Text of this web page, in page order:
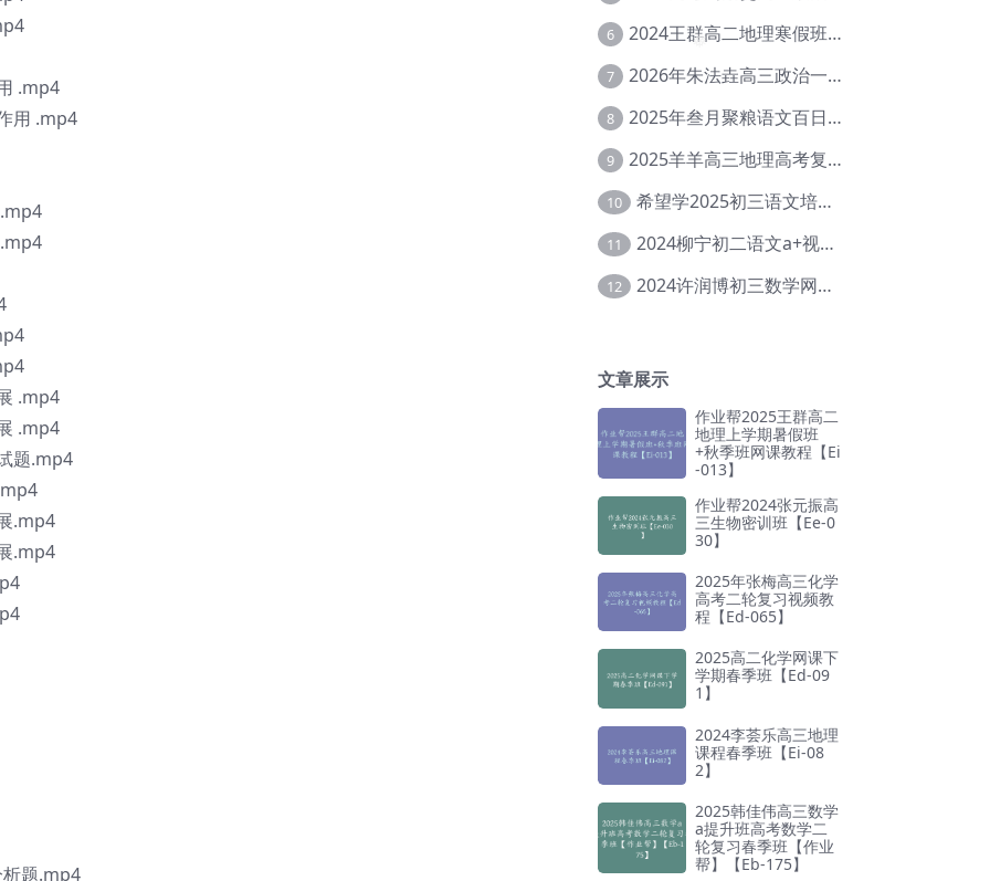
.mp4
用 .mp4
.mp4
.mp4
题.mp4
.mp4
.mp4
题.mp4
6 2024王群高二地理寒假班教程【Ei-075】
7 2026年朱法垚高三政治一轮复习暑假班【Eh-041】
8 2025年叁月聚粮语文百日冲刺｜荡平玄学诅咒【Ea-001】
9 2025羊羊高三地理高考复习视频教程+讲义【Ei-051】
10 希望学2025初三语文培训班秋上A+班（秋上·全国版·A+）【Da-031】
11 2024柳宁初二语文a+视频教程+课堂笔记+讲义（暑假班+秋季班）【Da-003】
12 2024许润博初三数学网课教程寒假班【Db-010】
文章展示
作业帮2025王群高二
地理上学期暑假班
+秋季班网课教程【Ei
-013】
作业帮2024张元振高
三生物密训班【Ee-0
30】
2025年张梅高三化学
高考二轮复习视频教
程【Ed-065】
2025高二化学网课下
学期春季班【Ed-09
1】
2024李荟乐高三地理
课程春季班【Ei-08
2】
2025韩佳伟高三数学
a提升班高考数学二
轮复习春季班【作业
帮】【Eb-175】